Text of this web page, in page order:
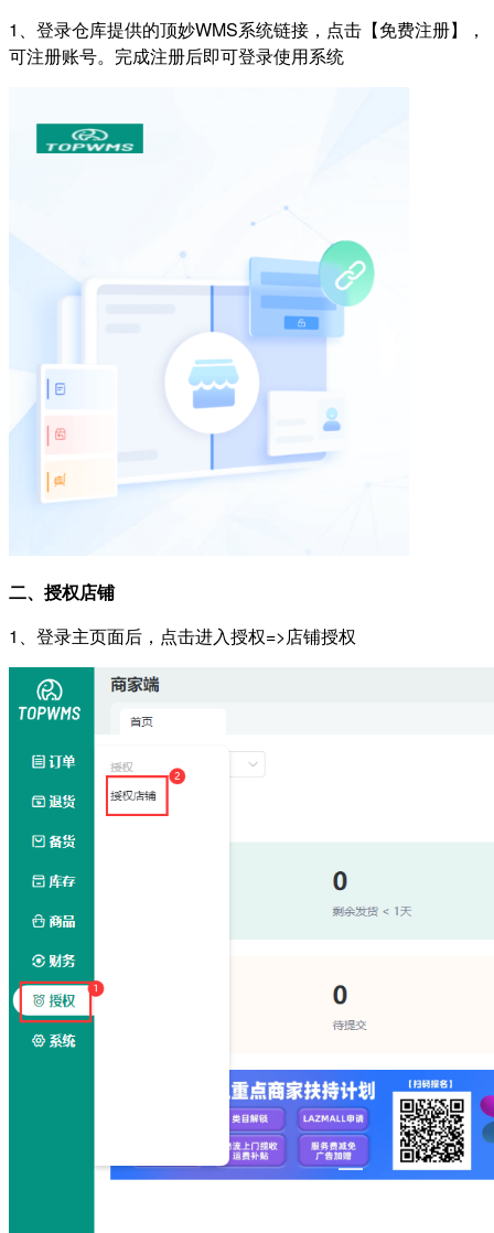
1、登录仓库提供的顶妙WMS系统链接，点击【免费注册】，
可注册账号。完成注册后即可登录使用系统
二、授权店铺
1、登录主页面后，点击进入授权=>店铺授权